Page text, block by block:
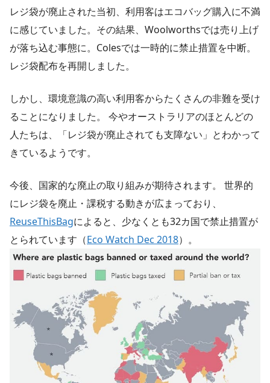
レジ袋が廃止された当初、利用客はエコバッグ購入に不満
に感じていました。その結果、Woolworthsでは売り上げ
が落ち込む事態に。Colesでは一時的に禁止措置を中断。
レジ袋配布を再開しました。
しかし、環境意識の高い利用客からたくさんの非難を受け
ることになりました。 今やオーストラリアのほとんどの
人たちは、「レジ袋が廃止されても支障ない」とわかって
きているようです。
今後、国家的な廃止の取り組みが期待されます。 世界的
にレジ袋を廃止・課税する動きが広まっており、
ReuseThisBagによると、少なくとも32カ国で禁止措置が
とられています（Eco Watch Dec 2018）。